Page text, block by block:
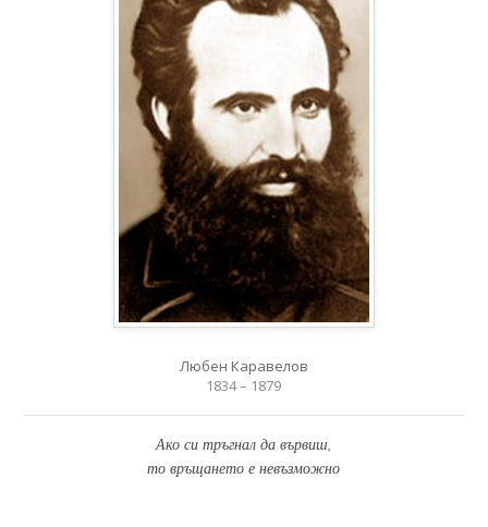
Любен Каравелов
1834 – 1879
Ако си тръгнал да вървиш,
то връщането е невъзможно